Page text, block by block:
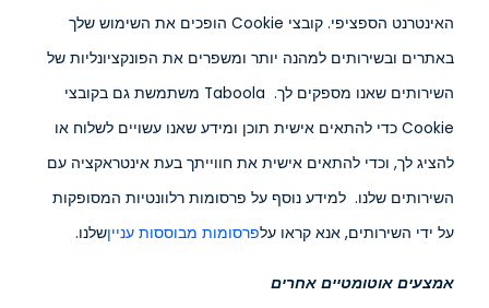
האינטרנט הספציפי. קובצי Cookie הופכים את השימוש שלך
באתרים ובשירותים למהנה יותר ומשפרים את הפונקציונליות של
השירותים שאנו מספקים לך. Taboola משתמשת גם בקובצי
Cookie כדי להתאים אישית תוכן ומידע שאנו עשויים לשלוח או
להציג לך, ​​וכדי להתאים אישית את חווייתך בעת אינטראקציה עם
השירותים שלנו. למידע נוסף על פרסומות רלוונטיות המסופקות
על ידי השירותים, אנא קראו עלפרסומות מבוססות ענייןשלנו.
אמצעים אוטומטיים אחרים